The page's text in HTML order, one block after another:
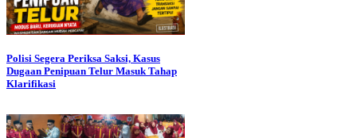
Polisi Segera Periksa Saksi, Kasus
Dugaan Penipuan Telur Masuk Tahap
Klarifikasi